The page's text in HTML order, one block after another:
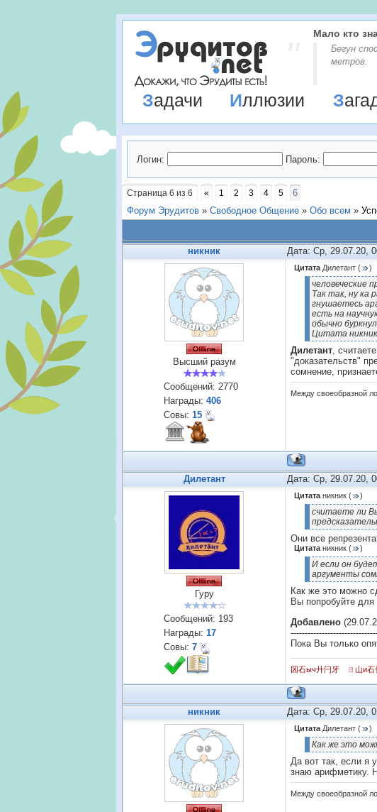
Мало кто
Бегун
метров.
Задачи Иллюзии
Логин: Пароль:
Страница 6 из 6 « 1 2 3 4 5
6
Форум Эрудитов » Свободное Общение » Обо всем »
никник Дата: Ср, 29.07.20,
Высший разум
Сообщений: 2770
Награды: 406
Совы: 15
Цитата Дилетант ( )
человеческие
Так так, ну ка
гнушаетесь
есть на
обычно
Цитата
Дилетант,
"доказательств"
сомнение,
Между своеобразной
Дилетант Дата: Ср, 29.07.20,
Гуру
Сообщений: 193
Награды: 17
Совы: 7
Цитата никник ( )
считаете ли
Они все
Цитата никник ( )
И если он
аргументы
Как же это можно
Вы попробуйте для
Добавлено
Пока Вы только
龱石ыч廾闩牙 ㄖ山и石
никник Дата: Ср, 29.07.20,
Цитата Дилетант ( )
Как же это
Да вот так, если я
знаю арифметику.
Между своеобразной